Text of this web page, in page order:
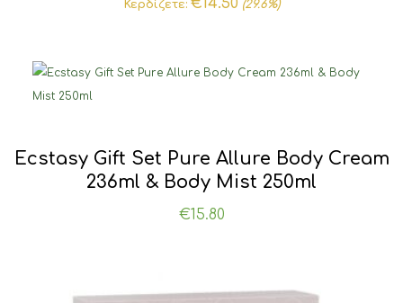
€34.50.
Κερδίζετε: €14.50 (29.6%)
Ecstasy Gift Set Pure Allure Body Cream
236ml & Body Mist 250ml
€ 15.80